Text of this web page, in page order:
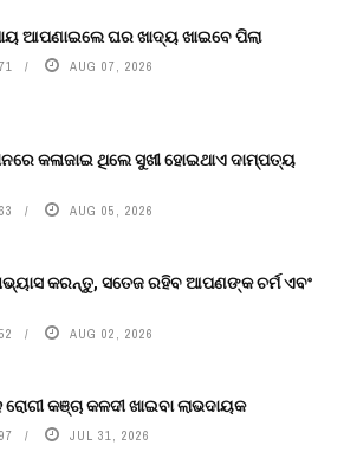
ଆପଣାଇଲେ ଘର ଖାଦ୍ୟ ଖାଇବେ ପିଲା
AUG 07, 2026
କଳାଜାଇ ଥିଲେ ସୁଖୀ ହୋଇଥାଏ ଦାମ୍ପତ୍ୟ
AUG 05, 2026
କରନ୍ତୁ, ସତେଜ ରହିବ ଆପଣଙ୍କ ଚର୍ମ ଏବଂ
AUG 02, 2026
କଞ୍ଚା କଳଦୀ ଖାଇବା ଲାଭଦାୟକ
JUL 31, 2026